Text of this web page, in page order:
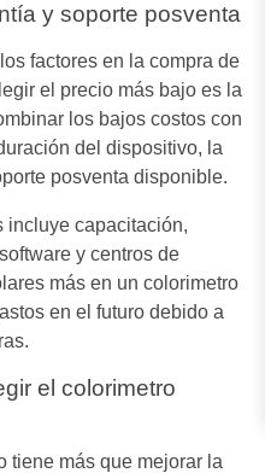
y soporte posventa
factores en la compra de
el precio más bajo es la
los bajos costos con
del dispositivo, la
posventa disponible.
incluye capacitación,
y centros de
más en un colorimetro
en el futuro debido a
el colorimetro
tiene más que mejorar la